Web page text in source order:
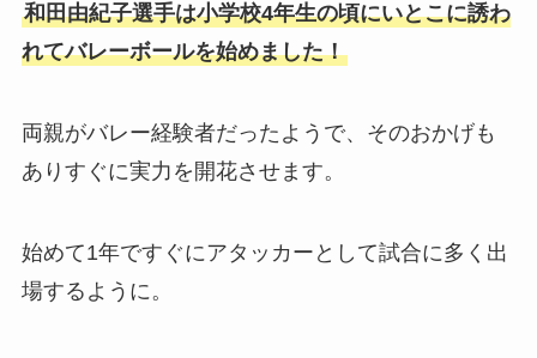
和田由紀子選手は小学校4年生の頃にいとこに誘わ
れてバレーボールを始めました！
両親がバレー経験者だったようで、そのおかげも
ありすぐに実力を開花させます。
始めて1年ですぐにアタッカーとして試合に多く出
場するように。